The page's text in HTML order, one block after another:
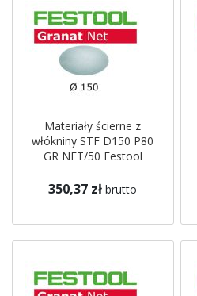
Materiały ścierne z
włókniny STF D150 P80
GR NET/50 Festool
350,37 zł brutto